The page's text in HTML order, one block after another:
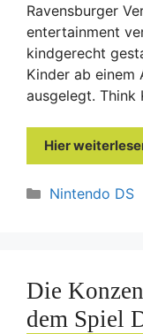
Ravensburger
entertainment
kindgerecht
Kinder ab einem
ausgelegt. Think
Hier
Kategorien
Nintendo DS
Die
dem Spiel